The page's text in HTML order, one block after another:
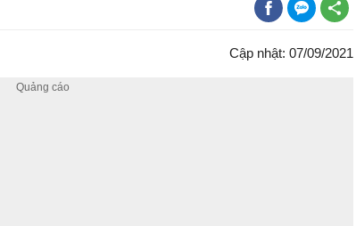
Cập nhật: 07/09/2021